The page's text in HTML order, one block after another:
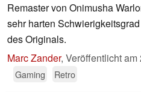
Remaster von Onimusha
sehr harten
des Originals.
Marc Zander, Veröffentlicht am
Gaming Retro